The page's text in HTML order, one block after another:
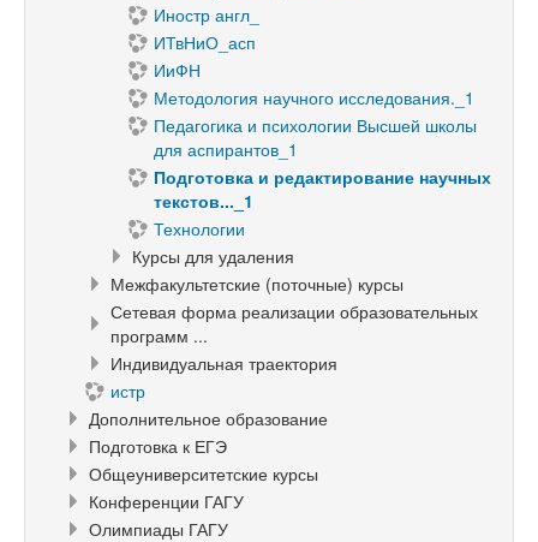
Иностр англ_
ИТвНиО_асп
ИиФН
Методология научного исследования._1
Педагогика и психологии Высшей школы
для аспирантов_1
Подготовка и редактирование научных
текстов..._1
Технологии
Курсы для удаления
Межфакультетские (поточные) курсы
Сетевая форма реализации образовательных
программ ...
Индивидуальная траектория
истр
Дополнительное образование
Подготовка к ЕГЭ
Общеуниверситетские курсы
Конференции ГАГУ
Олимпиады ГАГУ